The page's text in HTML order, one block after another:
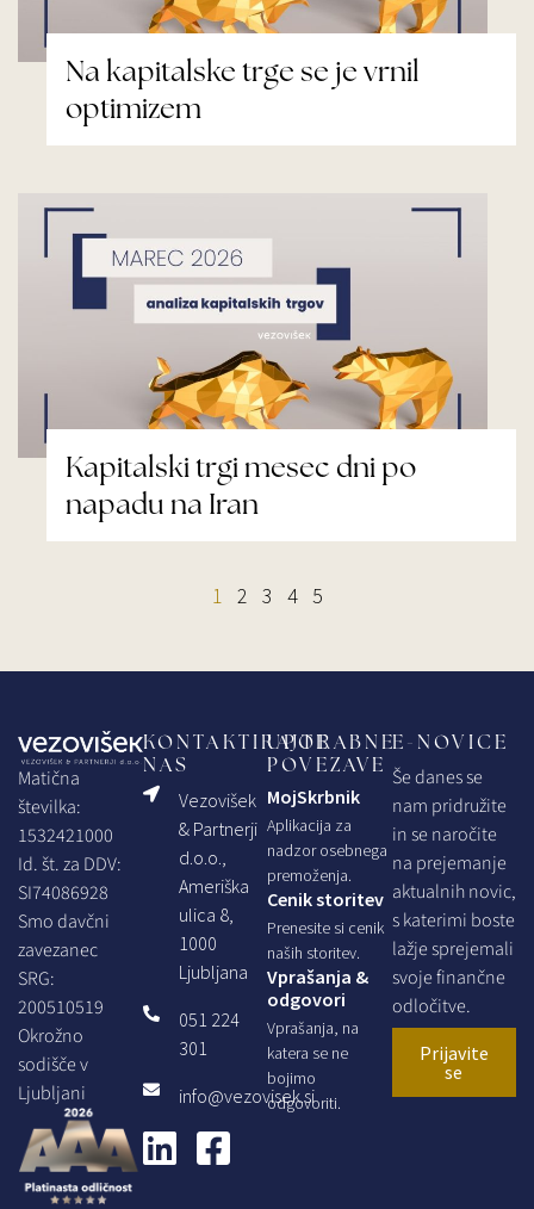
Na kapitalske trge se je vrnil
optimizem
Kapitalski trgi mesec dni po
napadu na Iran
1 2 3 4 5
Matična
številka:
1532421000
Id. št. za DDV:
SI74086928
Smo davčni
zavezanec
SRG:
200510519
Okrožno
sodišče v
Ljubljani
KONTAKTIRAJTE
NAS
Vezovišek
& Partnerji
d.o.o.,
Ameriška
ulica 8,
1000
Ljubljana
051 224
301
info@vezovisek.si
UPORABNE
POVEZAVE
MojSkrbnik
Aplikacija za
nadzor osebnega
premoženja.
Cenik storitev
Prenesite si cenik
naših storitev.
Vprašanja &
odgovori
Vprašanja, na
katera se ne
bojimo
odgovoriti.
E-NOVICE
Še danes se
nam pridružite
in se naročite
na prejemanje
aktualnih novic,
s katerimi boste
lažje sprejemali
svoje finančne
odločitve.
Prijavite
se